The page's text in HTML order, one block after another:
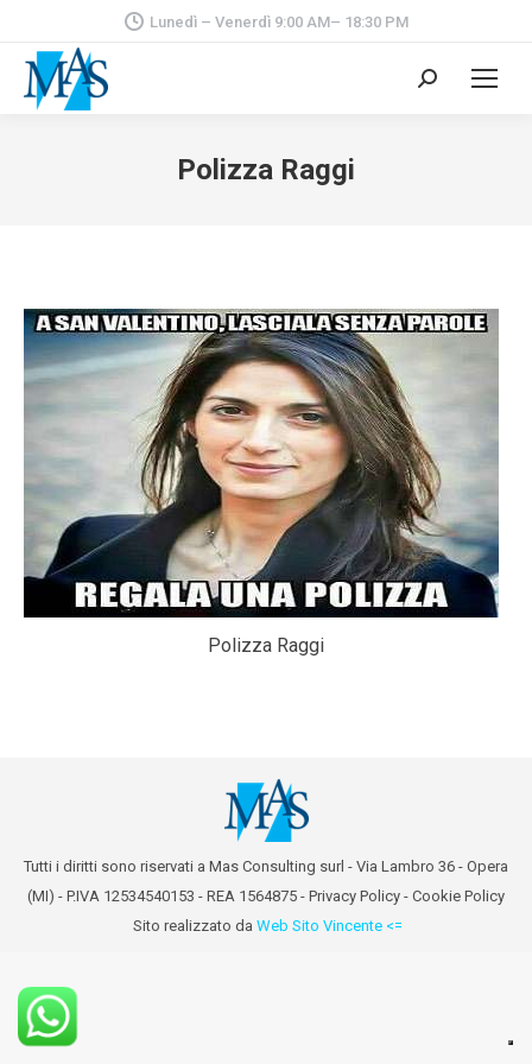
Lunedì – Venerdì 9:00 AM– 18:30 PM
Cerca:
Polizza Raggi
Polizza Raggi
Tutti i diritti sono riservati a Mas Consulting surl - Via Lambro 36 - Opera
(MI) - P.IVA 12534540153 - REA 1564875 - Privacy Policy - Cookie Policy
Sito realizzato da Web Sito Vincente <=